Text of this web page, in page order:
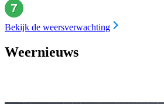
Bekijk de weersverwachting
Weernieuws